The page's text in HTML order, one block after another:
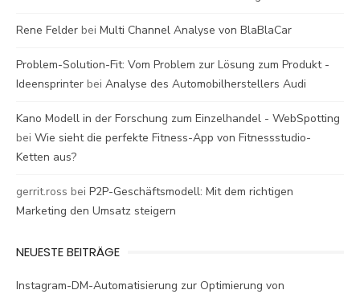
Rene Felder bei Multi Channel Analyse von BlaBlaCar
Problem-Solution-Fit: Vom Problem zur Lösung zum Produkt -
Ideensprinter bei Analyse des Automobilherstellers Audi
Kano Modell in der Forschung zum Einzelhandel - WebSpotting
bei Wie sieht die perfekte Fitness-App von Fitnessstudio-
Ketten aus?
gerrit.ross bei P2P-Geschäftsmodell: Mit dem richtigen
Marketing den Umsatz steigern
NEUESTE BEITRÄGE
Instagram-DM-Automatisierung zur Optimierung von